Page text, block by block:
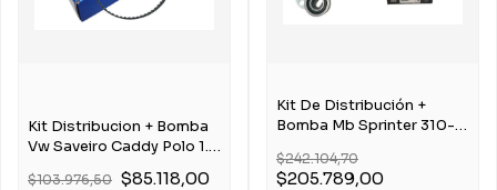
Kit Distribucion + Bomba
Vw Saveiro Caddy Polo 1.6
$103.976,50 $85.118,00
Kit De Distribución +
Bomba Mb Sprinter 310-
$242.104,70
$205.789,00